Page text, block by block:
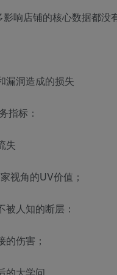
响店铺的核心数据都没
漏洞造成的损失
指标：
失
视角的UV价值；
人知的断层：
伤害；